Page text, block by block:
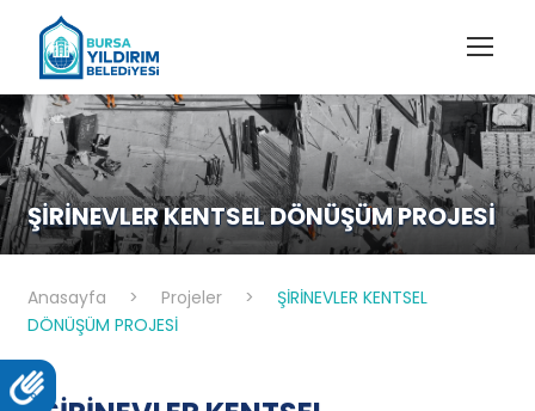
ŞİRİNEVLER KENTSEL DÖNÜŞÜM PROJESİ
Anasayfa > Projeler >
ŞİRİNEVLER KENTSEL
DÖNÜŞÜM PROJESİ